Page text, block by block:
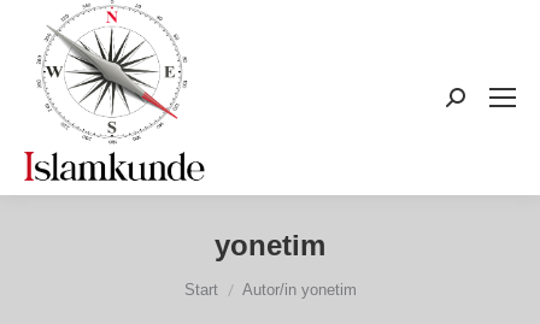
Search:
yonetim
Sie befinden sich hier:
Start Autor/in yonetim